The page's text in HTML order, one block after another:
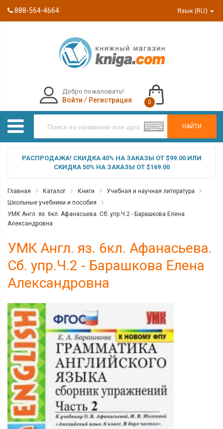
888-564-4664 Язык (RU)
НАЙТИ
Добро пожаловать!
Войти / Регистрация 0
РАСПРОДАЖА! СКИДКА 40% НА ЗАКАЗЫ ОТ $99.00 ИЛИ
СКИДКА 50% НА ЗАКАЗЫ ОТ $169.00
Главная Каталог Книги
Учебная и научная литература
Школьные учебники и пособия
УМК Англ. яз. 6кл. Афанасьева. Сб. упр.Ч.2 - Барашкова Елена
Александровна
УМК Англ. яз. 6кл. Афанасьева.
Сб. упр.Ч.2 - Барашкова Елена
Александровна